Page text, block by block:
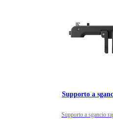
Supporto a
Supporto a sgancio